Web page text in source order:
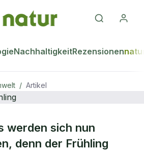
NachhaltigkeitRezensionen
/ Artikel
Frühling
werden sich nun
denn der Frühling